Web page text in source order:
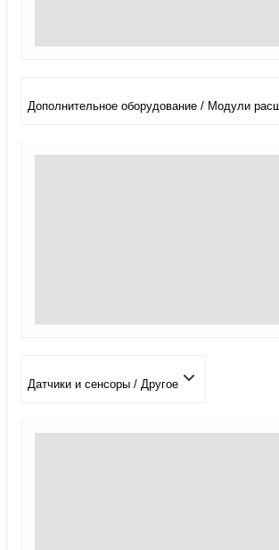
Дополнительное оборудование / Модули
Датчики и сенсоры / Другое